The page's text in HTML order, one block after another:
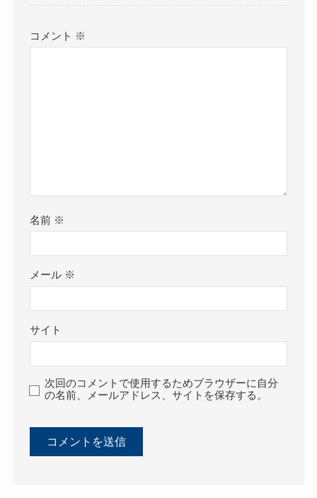
コメント ※
名前 ※
メール ※
サイト
次回のコメントで使用するためブラウザーに自分
の名前、メールアドレス、サイトを保存する。